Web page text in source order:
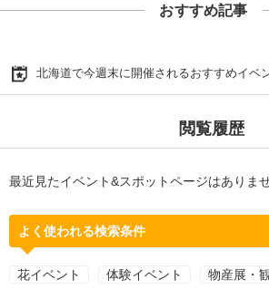
おすすめ記事
北海道で今週末に開催されるおすすめイベ
閲覧履歴
最近見たイベント&スポットページはありませ
よく使われる検索条件
花イベント 体験イベント 物産展・